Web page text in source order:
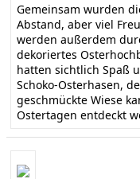
Gemeinsam wurden
Abstand, aber viel
werden außerdem
dekoriertes
hatten sichtlich Spaß
Schoko-Osterhasen,
geschmückte Wiese
Ostertagen entdeckt